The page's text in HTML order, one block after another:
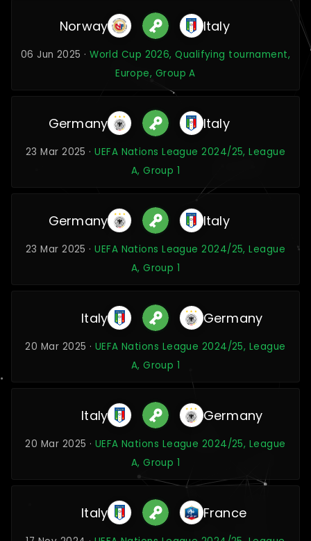
Norway Italy
06 Jun 2025 ·World Cup 2026, Qualifying tournament,
Europe, Group A
Germany Italy
23 Mar 2025 ·UEFA Nations League 2024/25, League
A, Group 1
Germany Italy
23 Mar 2025 ·UEFA Nations League 2024/25, League
A, Group 1
Italy Germany
20 Mar 2025 · UEFA Nations League 2024/25, League
A, Group 1
Italy Germany
20 Mar 2025 · UEFA Nations League 2024/25, League
A, Group 1
Italy France